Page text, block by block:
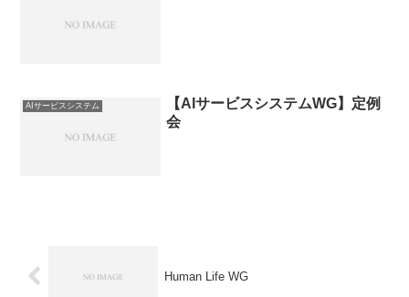
AIサービスシステム
【AIサービスシステムWG】定例
会
Human Life WG